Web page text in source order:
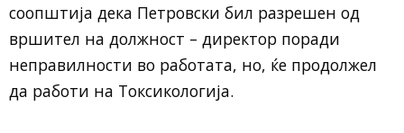
соопштија дека Петровски бил разрешен од
вршител на должност – директор поради
неправилности во работата, но, ќе продолжел
да работи на Токсикологија.